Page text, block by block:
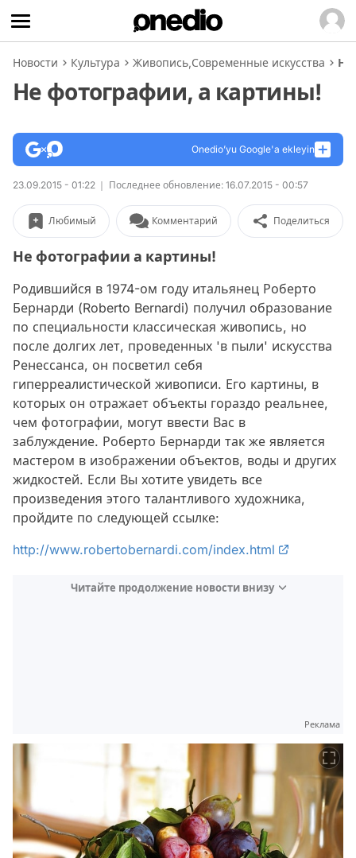
Новости Культура Живопись,Современные искусства Не
Не фотографии, а картины!
Onedio’yu Google'a ekleyin
23.09.2015 - 01:22 Последнее обновление: 16.07.2015 - 00:57
Любимый Комментарий Поделиться
Не фотографии а картины!
Родившийся в 1974-ом году итальянец Роберто
Бернарди (Roberto Bernardi) получил образование
по специальности классическая живопись, но
после долгих лет, проведенных 'в пыли' искусства
Ренессанса, он посветил себя
гиперреалистической живописи. Его картины, в
которых он отражает объекты гораздо реальнее,
чем фотографии, могут ввести Вас в
заблуждение. Роберто Бернарди так же является
мастером в изображении объектов, воды и других
жидкостей. Если Вы хотите увидеть все
произведения этого талантливого художника,
пройдите по следующей ссылке:
http://www.robertobernardi.com/index.html
Читайте продолжение новости внизу
Реклама